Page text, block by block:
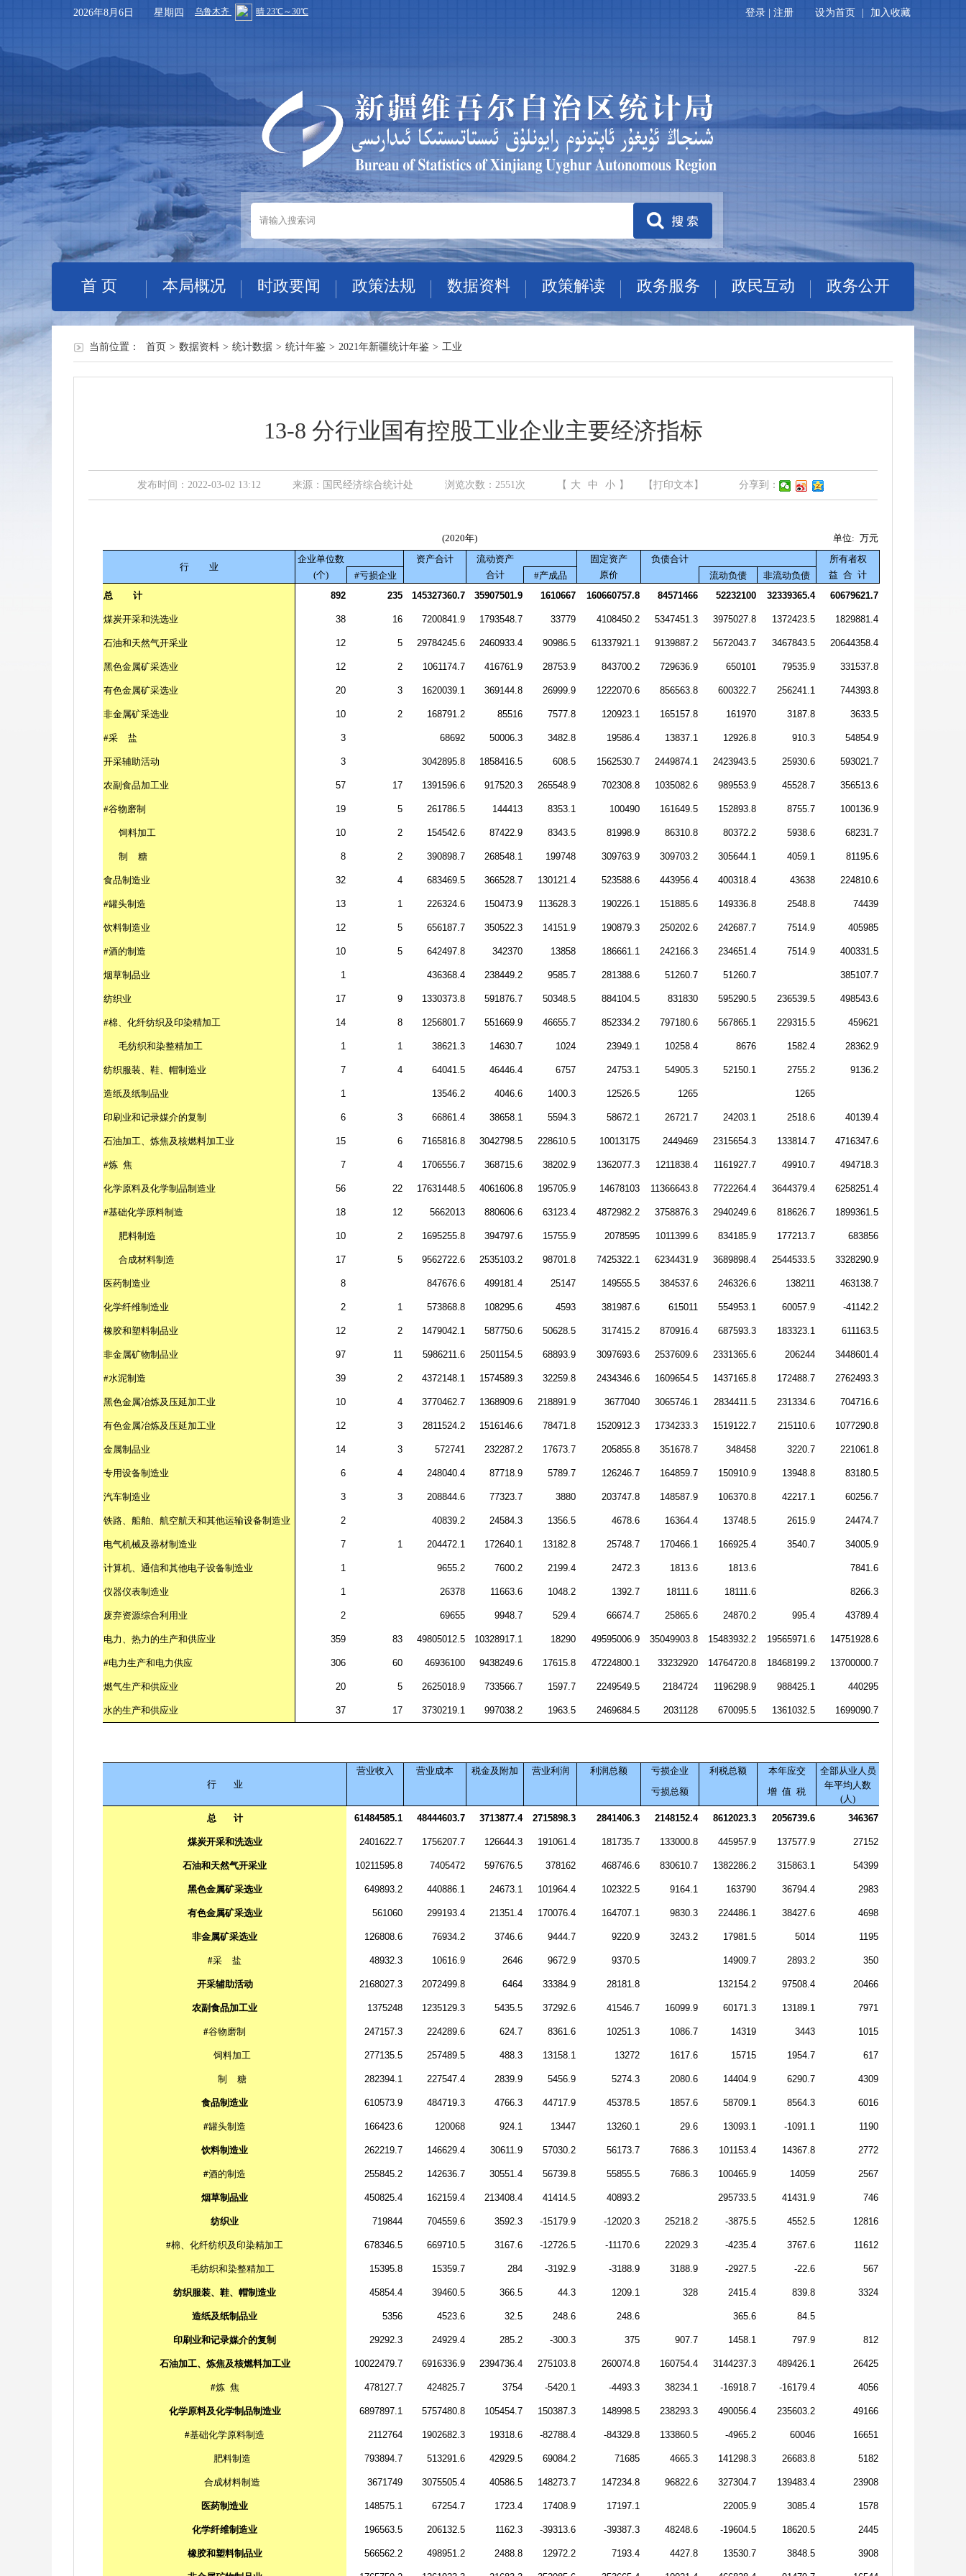
2026年8月6日 星期四 设为首页 加入收藏
登录 注册
首 页 本局概况 时政要闻 政策法规 数据资料 政策解读 政务服务 政民互动 政务公开
当前位置： 首页 > 数据资料 > 统计数据 > 统计年鉴 > 2021年新疆统计年鉴 > 工业
13-8 分行业国有控股工业企业主要经济指标
发布时间：2022-03-02 13:12 来源：国民经济综合统计处 浏览次数： 2551次 【 大 中 小 】 【打印文本】 分享到：
(2020年) 单位: 万元
行 业
企业单位数 资产合计 流动资产 固定资产 负债合计
所有者权
(个) #亏损企业 合计 #产成品 原价 流动负债 非流动负债 益 合 计
总
计 892 235 145327360.7 35907501.9 1610667 160660757.8 84571466 52232100 32339365.4 60679621.7
煤炭开采和洗选业 38 16 7200841.9 1793548.7 33779 4108450.2 5347451.3 3975027.8 1372423.5 1829881.4
石油和天然气开采业 12 5 29784245.6 2460933.4 90986.5 61337921.1 9139887.2 5672043.7 3467843.5 20644358.4
黑色金属矿采选业 12 2 1061174.7 416761.9 28753.9 843700.2 729636.9 650101 79535.9 331537.8
有色金属矿采选业 20 3 1620039.1 369144.8 26999.9 1222070.6 856563.8 600322.7 256241.1 744393.8
非金属矿采选业 10 2 168791.2 85516 7577.8 120923.1 165157.8 161970 3187.8 3633.5
#采 盐 3 68692 50006.3 3482.8 19586.4 13837.1 12926.8 910.3 54854.9
开采辅助活动 3 3042895.8 1858416.5 608.5 1562530.7 2449874.1 2423943.5 25930.6 593021.7
农副食品加工业 57 17 1391596.6 917520.3 265548.9 702308.8 1035082.6 989553.9 45528.7 356513.6
#谷物磨制 19 5 261786.5 144413 8353.1 100490 161649.5 152893.8 8755.7 100136.9
饲料加工 10 2 154542.6 87422.9 8343.5 81998.9 86310.8 80372.2 5938.6 68231.7
制 糖 8 2 390898.7 268548.1 199748 309763.9 309703.2 305644.1 4059.1 81195.6
食品制造业 32 4 683469.5 366528.7 130121.4 523588.6 443956.4 400318.4 43638 224810.6
#罐头制造 13 1 226324.6 150473.9 113628.3 190226.1 151885.6 149336.8 2548.8 74439
饮料制造业 12 5 656187.7 350522.3 14151.9 190879.3 250202.6 242687.7 7514.9 405985
#酒的制造 10 5 642497.8 342370 13858 186661.1 242166.3 234651.4 7514.9 400331.5
烟草制品业 1 436368.4 238449.2 9585.7 281388.6 51260.7 51260.7 385107.7
纺织业 17 9 1330373.8 591876.7 50348.5 884104.5 831830 595290.5 236539.5 498543.6
#棉、化纤纺织及印染精加工 14 8 1256801.7 551669.9 46655.7 852334.2 797180.6 567865.1 229315.5 459621
毛纺织和染整精加工 1 1 38621.3 14630.7 1024 23949.1 10258.4 8676 1582.4 28362.9
纺织服装、鞋、帽制造业 7 4 64041.5 46446.4 6757 24753.1 54905.3 52150.1 2755.2 9136.2
造纸及纸制品业 1 13546.2 4046.6 1400.3 12526.5 1265 1265
印刷业和记录媒介的复制 6 3 66861.4 38658.1 5594.3 58672.1 26721.7 24203.1 2518.6 40139.4
石油加工、炼焦及核燃料加工业 15 6 7165816.8 3042798.5 228610.5 10013175 2449469 2315654.3 133814.7 4716347.6
#炼 焦 7 4 1706556.7 368715.6 38202.9 1362077.3 1211838.4 1161927.7 49910.7 494718.3
化学原料及化学制品制造业 56 22 17631448.5 4061606.8 195705.9 14678103 11366643.8 7722264.4 3644379.4 6258251.4
#基础化学原料制造 18 12 5662013 880606.6 63123.4 4872982.2 3758876.3 2940249.6 818626.7 1899361.5
肥料制造 10 2 1695255.8 394797.6 15755.9 2078595 1011399.6 834185.9 177213.7 683856
合成材料制造 17 5 9562722.6 2535103.2 98701.8 7425322.1 6234431.9 3689898.4 2544533.5 3328290.9
医药制造业 8 847676.6 499181.4 25147 149555.5 384537.6 246326.6 138211 463138.7
化学纤维制造业 2 1 573868.8 108295.6 4593 381987.6 615011 554953.1 60057.9 -41142.2
橡胶和塑料制品业 12 2 1479042.1 587750.6 50628.5 317415.2 870916.4 687593.3 183323.1 611163.5
非金属矿物制品业 97 11 5986211.6 2501154.5 68893.9 3097693.6 2537609.6 2331365.6 206244 3448601.4
#水泥制造 39 2 4372148.1 1574589.3 32259.8 2434346.6 1609654.5 1437165.8 172488.7 2762493.3
黑色金属冶炼及压延加工业 10 4 3770462.7 1368909.6 218891.9 3677040 3065746.1 2834411.5 231334.6 704716.6
有色金属冶炼及压延加工业 12 3 2811524.2 1516146.6 78471.8 1520912.3 1734233.3 1519122.7 215110.6 1077290.8
金属制品业 14 3 572741 232287.2 17673.7 205855.8 351678.7 348458 3220.7 221061.8
专用设备制造业 6 4 248040.4 87718.9 5789.7 126246.7 164859.7 150910.9 13948.8 83180.5
汽车制造业 3 3 208844.6 77323.7 3880 203747.8 148587.9 106370.8 42217.1 60256.7
铁路、船舶、航空航天和其他运输设备制造业 2 40839.2 24584.3 1356.5 4678.6 16364.4 13748.5 2615.9 24474.7
电气机械及器材制造业 7 1 204472.1 172640.1 13182.8 25748.7 170466.1 166925.4 3540.7 34005.9
计算机、通信和其他电子设备制造业 1 9655.2 7600.2 2199.4 2472.3 1813.6 1813.6 7841.6
仪器仪表制造业 1 26378 11663.6 1048.2 1392.7 18111.6 18111.6 8266.3
废弃资源综合利用业 2 69655 9948.7 529.4 66674.7 25865.6 24870.2 995.4 43789.4
电力、热力的生产和供应业 359 83 49805012.5 10328917.1 18290 49595006.9 35049903.8 15483932.2 19565971.6 14751928.6
#电力生产和电力供应 306 60 46936100 9438249.6 17615.8 47224800.1 33232920 14764720.8 18468199.2 13700000.7
燃气生产和供应业 20 5 2625018.9 733566.7 1597.7 2249549.5 2184724 1196298.9 988425.1 440295
水的生产和供应业 37 17 3730219.1 997038.2 1963.5 2469684.5 2031128 670095.5 1361032.5 1699090.7
行 业
营业收入 营业成本 税金及附加 营业利润 利润总额 亏损企业 利税总额 本年应交
全部从业人员
亏损总额
增 值 税
年平均人数
(人)
总
计 61484585.1 48444603.7 3713877.4 2715898.3 2841406.3 2148152.4 8612023.3 2056739.6 346367
煤炭开采和洗选业 2401622.7 1756207.7 126644.3 191061.4 181735.7 133000.8 445957.9 137577.9 27152
石油和天然气开采业 10211595.8 7405472 597676.5 378162 468746.6 830610.7 1382286.2 315863.1 54399
黑色金属矿采选业 649893.2 440886.1 24673.1 101964.4 102322.5 9164.1 163790 36794.4 2983
有色金属矿采选业 561060 299193.4 21351.4 170076.4 164707.1 9830.3 224486.1 38427.6 4698
非金属矿采选业 126808.6 76934.2 3746.6 9444.7 9220.9 3243.2 17981.5 5014 1195
#采 盐 48932.3 10616.9 2646 9672.9 9370.5 14909.7 2893.2 350
开采辅助活动 2168027.3 2072499.8 6464 33384.9 28181.8 132154.2 97508.4 20466
农副食品加工业 1375248 1235129.3 5435.5 37292.6 41546.7 16099.9 60171.3 13189.1 7971
#谷物磨制 247157.3 224289.6 624.7 8361.6 10251.3 1086.7 14319 3443 1015
饲料加工 277135.5 257489.5 488.3 13158.1 13272 1617.6 15715 1954.7 617
制 糖 282394.1 227547.4 2839.9 5456.9 5274.3 2080.6 14404.9 6290.7 4309
食品制造业 610573.9 484719.3 4766.3 44717.9 45378.5 1857.6 58709.1 8564.3 6016
#罐头制造 166423.6 120068 924.1 13447 13260.1 29.6 13093.1 -1091.1 1190
饮料制造业 262219.7 146629.4 30611.9 57030.2 56173.7 7686.3 101153.4 14367.8 2772
#酒的制造 255845.2 142636.7 30551.4 56739.8 55855.5 7686.3 100465.9 14059 2567
烟草制品业 450825.4 162159.4 213408.4 41414.5 40893.2 295733.5 41431.9 746
纺织业 719844 704559.6 3592.3 -15179.9 -12020.3 25218.2 -3875.5 4552.5 12816
#棉、化纤纺织及印染精加工 678346.5 669710.5 3167.6 -12726.5 -11170.6 22029.3 -4235.4 3767.6 11612
毛纺织和染整精加工 15395.8 15359.7 284 -3192.9 -3188.9 3188.9 -2927.5 -22.6 567
纺织服装、鞋、帽制造业 45854.4 39460.5 366.5 44.3 1209.1 328 2415.4 839.8 3324
造纸及纸制品业 5356 4523.6 32.5 248.6 248.6 365.6 84.5
印刷业和记录媒介的复制 29292.3 24929.4 285.2 -300.3 375 907.7 1458.1 797.9 812
石油加工、炼焦及核燃料加工业 10022479.7 6916336.9 2394736.4 275103.8 260074.8 160754.4 3144237.3 489426.1 26425
#炼 焦 478127.7 424825.7 3754 -5420.1 -4493.3 38234.1 -16918.7 -16179.4 4056
化学原料及化学制品制造业 6897897.1 5757480.8 105454.7 150387.3 148998.5 238293.3 490056.4 235603.2 49166
#基础化学原料制造 2112764 1902682.3 19318.6 -82788.4 -84329.8 133860.5 -4965.2 60046 16651
肥料制造 793894.7 513291.6 42929.5 69084.2 71685 4665.3 141298.3 26683.8 5182
合成材料制造 3671749 3075505.4 40586.5 148273.7 147234.8 96822.6 327304.7 139483.4 23908
医药制造业 148575.1 67254.7 1723.4 17408.9 17197.1 22005.9 3085.4 1578
化学纤维制造业 196563.5 206132.5 1162.3 -39313.6 -39387.3 48248.6 -19604.5 18620.5 2445
橡胶和塑料制品业 566562.2 498951.2 2488.8 12972.2 7193.4 4427.8 13530.7 3848.5 3908